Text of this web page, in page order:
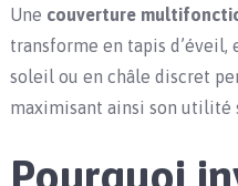
Une couverture
transforme en tapis
soleil ou en châle discret
maximisant ainsi son utilité
Pourquoi